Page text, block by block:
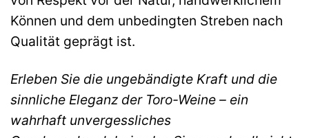
Können und dem unbedingten Streben nach
Qualität geprägt ist.
Erleben Sie die ungebändigte Kraft und die
sinnliche Eleganz der Toro-Weine – ein
wahrhaft unvergessliches